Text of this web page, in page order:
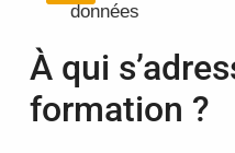
données
À qui
formation ?